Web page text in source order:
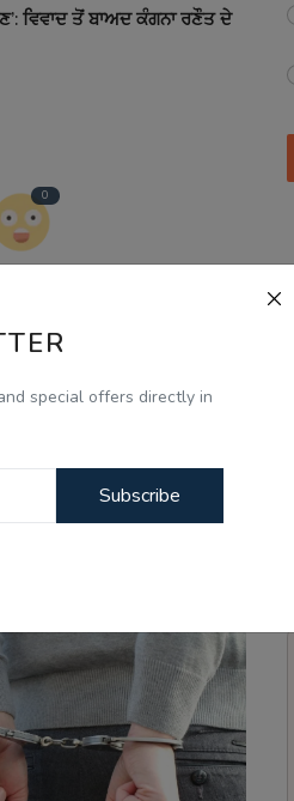
special offers directly in
Subscribe
ਵਿਵਾਦ ਤੋਂ ਬਾਅਦ ਕੰਗਨਾ ਰਣੌਤ ਦੇ
0